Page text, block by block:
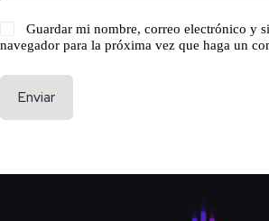
Guardar mi nombre, correo electrónico y
navegador para la próxima vez que haga un
Enviar